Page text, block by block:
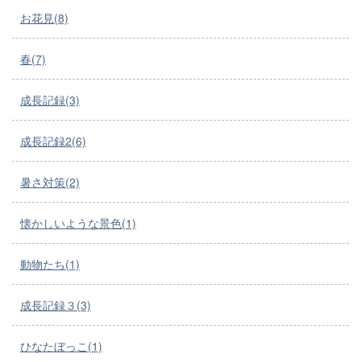
お花見(8)
春(7)
成長記録(3)
成長記録2(6)
暑さ対策(2)
懐かしいような景色(1)
動物たち(1)
成長記録３(3)
ひなたぼっこ(1)